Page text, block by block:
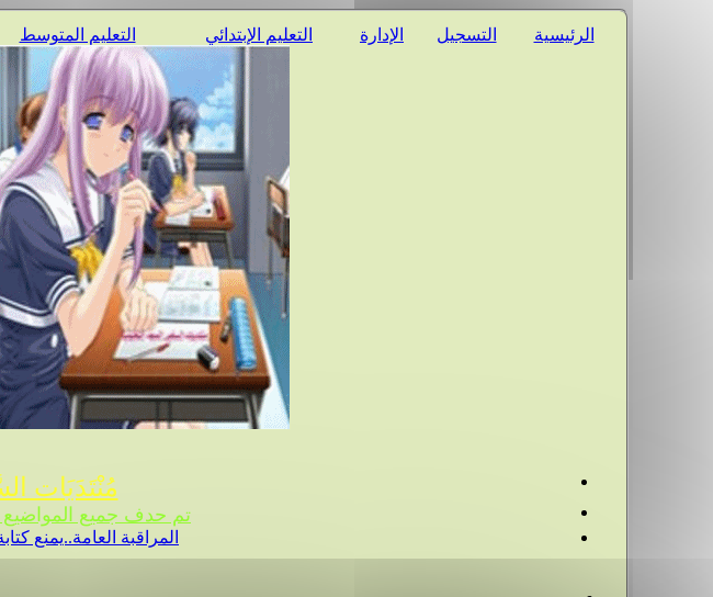
الرئيسية التسجيل الإدارة التعليم الإبتدائي التعليم المتوسط
مُنْتَدَيَات
تم حدف جميع المواضيع
المراقبة العامة..يمنع